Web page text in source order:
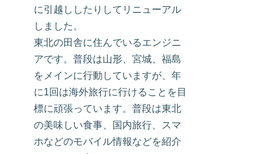
に引越ししたりしてリニューアル
しました。
東北の田舎に住んでいるエンジニ
アです。普段は山形、宮城、福島
をメインに行動していますが、年
に1回は海外旅行に行けることを目
標に頑張っています。普段は東北
の美味しい食事、国内旅行、スマ
ホなどのモバイル情報などを紹介